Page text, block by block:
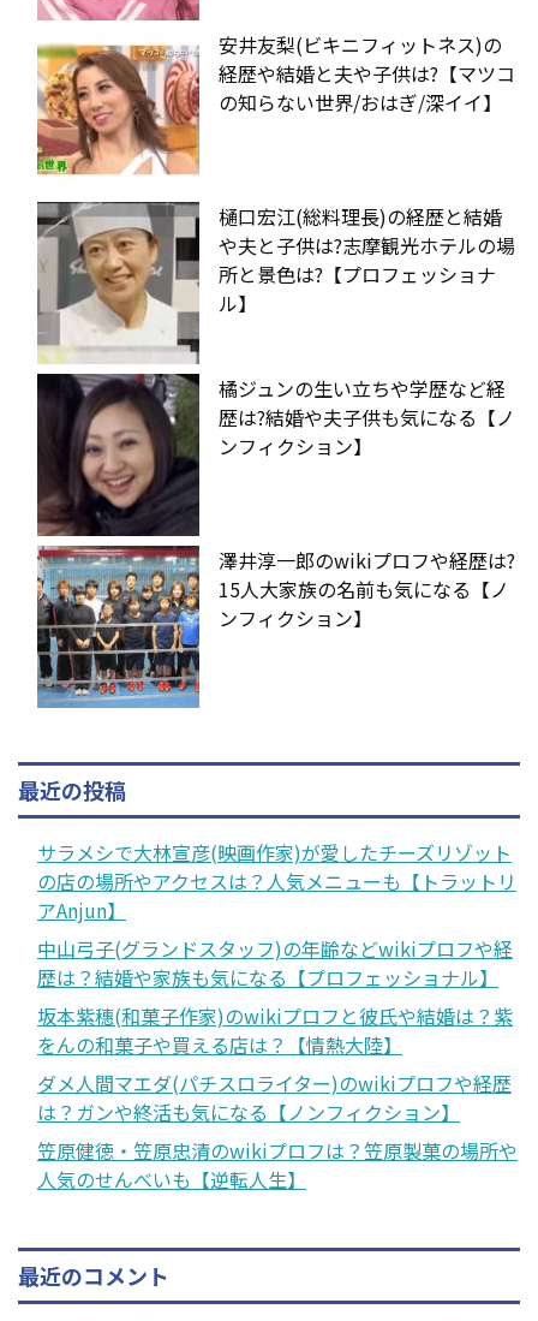
安井友梨(ビキニフィットネス)の
経歴や結婚と夫や子供は?【マツコ
の知らない世界/おはぎ/深イイ】
樋口宏江(総料理長)の経歴と結婚
や夫と子供は?志摩観光ホテルの場
所と景色は?【プロフェッショナ
ル】
橘ジュンの生い立ちや学歴など経
歴は?結婚や夫子供も気になる【ノ
ンフィクション】
澤井淳一郎のwikiプロフや経歴は?
15人大家族の名前も気になる【ノ
ンフィクション】
最近の投稿
サラメシで大林宣彦(映画作家)が愛したチーズリゾット
の店の場所やアクセスは？人気メニューも【トラットリ
アAnjun】
中山弓子(グランドスタッフ)の年齢などwikiプロフや経
歴は？結婚や家族も気になる【プロフェッショナル】
坂本紫穗(和菓子作家)のwikiプロフと彼氏や結婚は？紫
をんの和菓子や買える店は？【情熱大陸】
ダメ人間マエダ(パチスロライター)のwikiプロフや経歴
は？ガンや終活も気になる【ノンフィクション】
笠原健徳・笠原忠清のwikiプロフは？笠原製菓の場所や
人気のせんべいも【逆転人生】
最近のコメント